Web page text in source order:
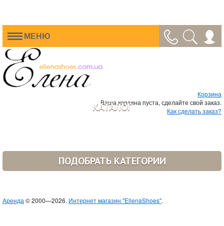
МЕНЮ
Корзина
Ваша корзина пуста, сделайте свой заказ.
Как сделать заказ?
КАТАЛОГ
ПОДОБРАТЬ КАТЕГОРИИ
Аренда © 2000—2026. Интернет магазин "EllenaShoes".